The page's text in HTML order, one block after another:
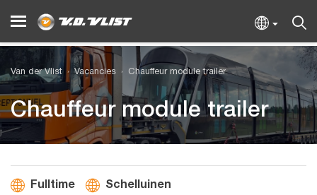
Van der Vlist Vacancies Chauffeur module trailer
Chauffeur module trailer
Fulltime Schelluinen